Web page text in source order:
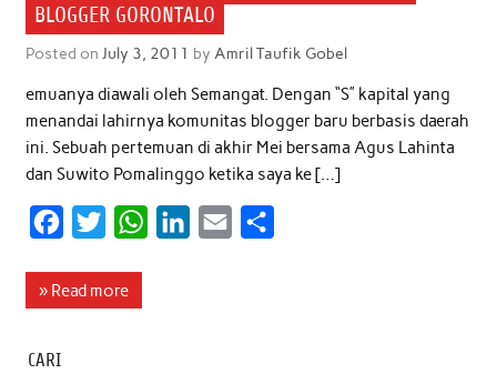
BLOGGER GORONTALO
Posted on July 3, 2011 by Amril Taufik Gobel
emuanya diawali oleh Semangat. Dengan “S” kapital yang
menandai lahirnya komunitas blogger baru berbasis daerah
ini. Sebuah pertemuan di akhir Mei bersama Agus Lahinta
dan Suwito Pomalinggo ketika saya ke […]
c
i
W
» Read more
CARI